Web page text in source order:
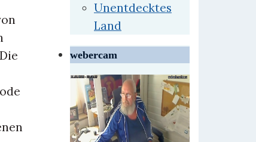
Unentdecktes
Land
webercam